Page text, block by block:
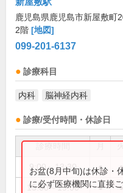
鹿児島県鹿児島市新屋敷町
2階 [地図]
099-201-6137
診療科目
内科 脳神経内科
診療/受付時間・休診日
9:00～13:30 ● ●
15:00～19:00 ● ●
お盆(8月中旬)は休診・
に必ず医療機関に直接